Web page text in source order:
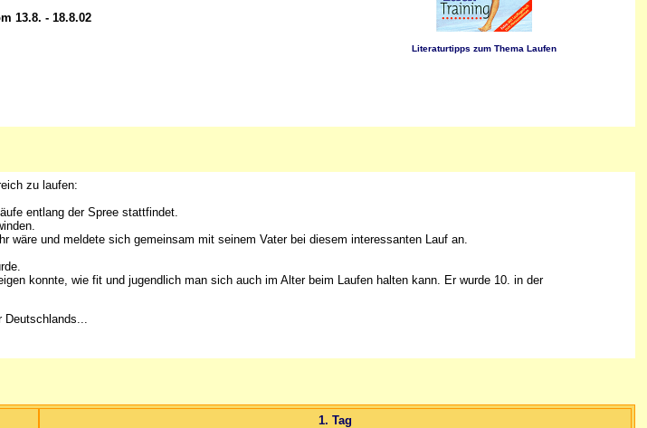
13.8. - 18.8.02
Literaturtipps zum Thema Laufen
zu laufen:
entlang der Spree stattfindet.
und meldete sich gemeinsam mit seinem Vater bei diesem interessanten Lauf an.
konnte, wie fit und jugendlich man sich auch im Alter beim Laufen halten kann. Er wurde 10. in der
Deutschlands...
1. Tag